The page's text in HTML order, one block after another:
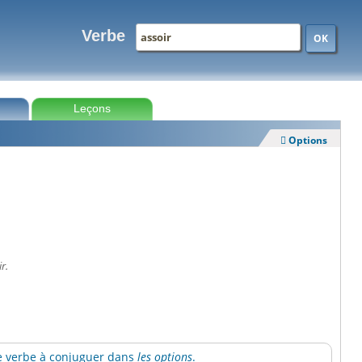
Verbe OK
Leçons
 Options
verbe à conjuguer dansles options.